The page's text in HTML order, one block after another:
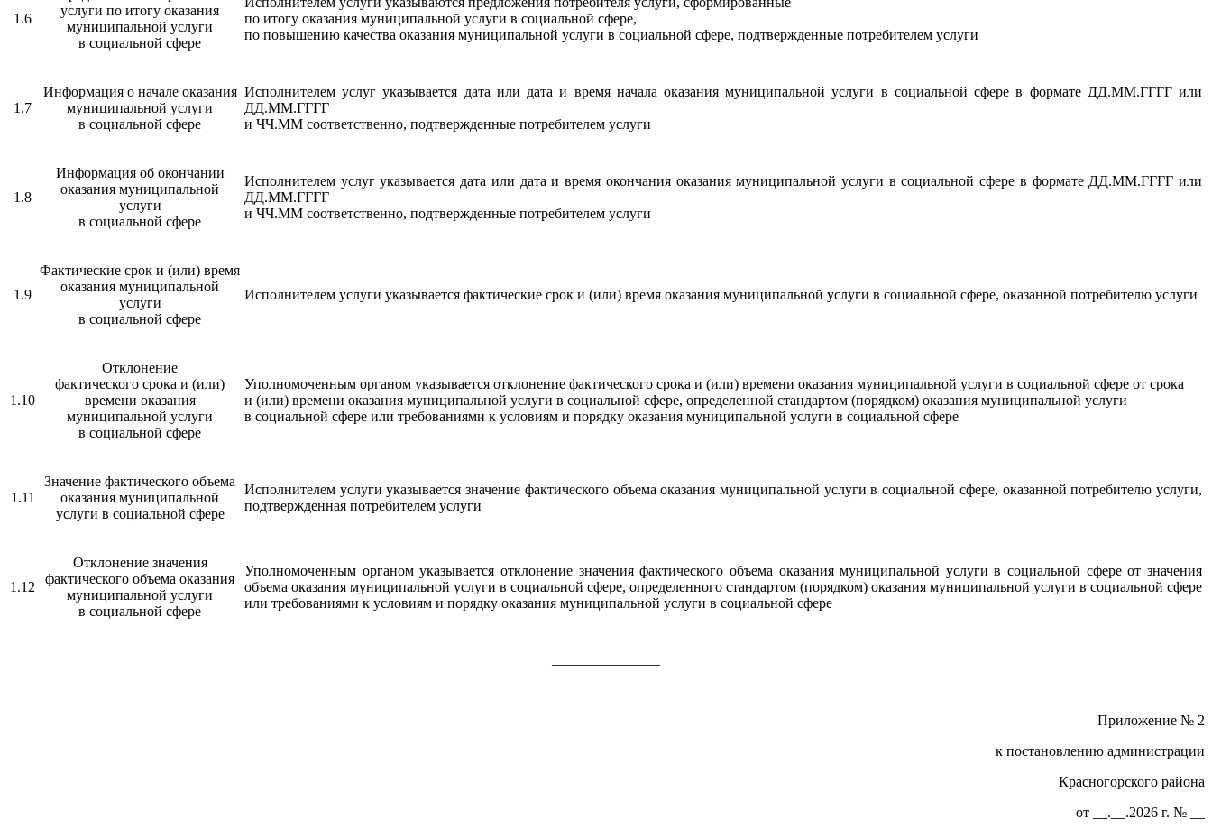
1.6
услуги по итогу оказания
муниципальной услуги
в социальной сфере
по итогу оказания муниципальной услуги в социальной сфере,
по повышению качества оказания муниципальной услуги в социальной сфере, подтвержденные потребителем услуги
1.7
Информация о начале оказания
муниципальной услуги
в социальной сфере
Исполнителем услуг указывается дата или дата и время начала оказания муниципальной услуги в социальной сфере в формате ДД.ММ.ГГГГ или
ДД.ММ.ГГГГ
и ЧЧ.ММ соответственно, подтвержденные потребителем услуги
1.8
Информация об окончании
оказания муниципальной
услуги
в социальной сфере
Исполнителем услуг указывается дата или дата и время окончания оказания муниципальной услуги в социальной сфере в формате ДД.ММ.ГГГГ или
ДД.ММ.ГГГГ
и ЧЧ.ММ соответственно, подтвержденные потребителем услуги
1.9
Фактические срок и (или) время
оказания муниципальной
услуги
в социальной сфере
Исполнителем услуги указывается фактические срок и (или) время оказания муниципальной услуги в социальной сфере, оказанной потребителю услуги
1.10
Отклонение
фактического срока и (или)
времени оказания
муниципальной услуги
в социальной сфере
Уполномоченным органом указывается отклонение фактического срока и (или) времени оказания муниципальной услуги в социальной сфере от срока
и (или) времени оказания муниципальной услуги в социальной сфере, определенной стандартом (порядком) оказания муниципальной услуги
в социальной сфере или требованиями к условиям и порядку оказания муниципальной услуги в социальной сфере
1.11
Значение фактического объема
оказания муниципальной
услуги в социальной сфере
Исполнителем услуги указывается значение фактического объема оказания муниципальной услуги в социальной сфере, оказанной потребителю услуги,
подтвержденная потребителем услуги
1.12
Отклонение значения
фактического объема оказания
муниципальной услуги
в социальной сфере
Уполномоченным органом указывается отклонение значения фактического объема оказания муниципальной услуги в социальной сфере от значения
объема оказания муниципальной услуги в социальной сфере, определенного стандартом (порядком) оказания муниципальной услуги в социальной сфере
или требованиями к условиям и порядку оказания муниципальной услуги в социальной сфере
Приложение № 2
к постановлению администрации
Красногорского района
от __.__.2026 г. № __